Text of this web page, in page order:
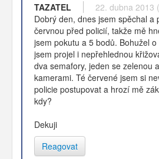
TAZATEL
22. dubna 2013
Dobrý den, dnes jsem spěchal a
červnou před policií, takže mě
jsem pokutu a 5 bodů. Bohužel
jsem projel i nepřehlednou
dva semafory, jeden se zelenou
kamerami. Té červené jsem si
policie postupovat a hrozí mě
kdy?
Dekuji
Reagovat